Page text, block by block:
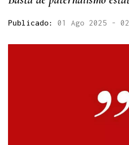
Publicado: 01 Ago 2025 -